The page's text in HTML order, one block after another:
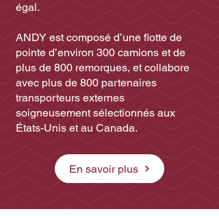
égal.
ANDY est composé d’une flotte de
pointe d’environ 300 camions et de
plus de 800 remorques, et collabore
avec plus de 800 partenaires
transporteurs externes
soigneusement sélectionnés aux
États-Unis et au Canada.
En savoir plus